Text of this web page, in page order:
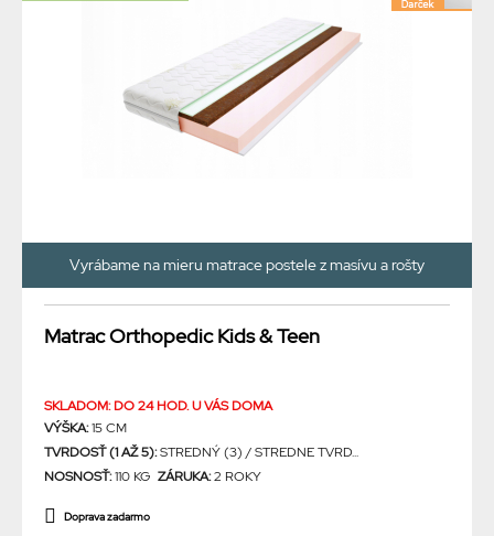
Vyrábame na mieru matrace postele z masívu a rošty
Matrac Orthopedic Kids & Teen
SKLADOM: DO 24 HOD. U VÁS DOMA
VÝŠKA:15 CM
TVRDOSŤ (1 AŽ 5):STREDNÝ (3) / STREDNE TVRD...
NOSNOSŤ:110 KG ZÁRUKA:2 ROKY
Doprava zadarmo